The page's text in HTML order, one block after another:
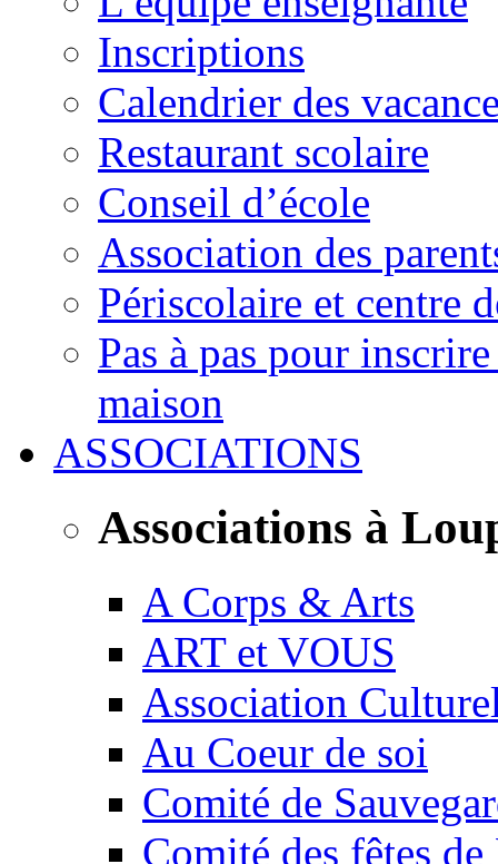
Inscriptions
Calendrier des
Restaurant scolaire
Conseil d’école
Association des
Périscolaire et centre
Pas à pas pour
maison
ASSOCIATIONS
Associations à
A Corps & Arts
ART et VOUS
Association
Au Coeur de soi
Comité de
Comité des fêtes